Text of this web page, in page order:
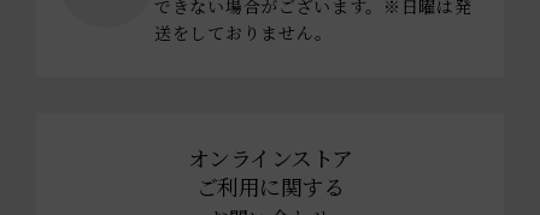
できない場合がございます。※日曜は発
送をしておりません。
オンラインストア
ご利用に関する